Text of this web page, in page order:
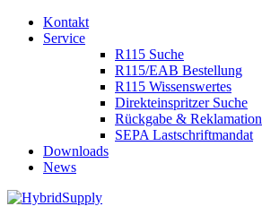
Kontakt
Service
R115 Suche
R115/EAB Bestellung
R115 Wissenswertes
Direkteinspritzer Suche
Rückgabe & Reklamation
SEPA Lastschriftmandat
Downloads
News